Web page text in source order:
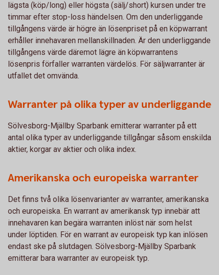
lägsta (köp/long) eller högsta (sälj/short) kursen under tre
timmar efter stop-loss händelsen. Om den underliggande
tillgångens värde är högre än lösenpriset på en köpwarrant
erhåller innehavaren mellanskillnaden. Är den underliggande
tillgångens värde däremot lägre än köpwarrantens
lösenpris förfaller warranten värdelös. För säljwarranter är
utfallet det omvända.
Warranter på olika typer av underliggande
Sölvesborg-Mjällby Sparbank emitterar warranter på ett
antal olika typer av underliggande tillgångar såsom enskilda
aktier, korgar av aktier och olika index.
Amerikanska och europeiska warranter
Det finns två olika lösenvarianter av warranter, amerikanska
och europeiska. En warrant av amerikansk typ innebär att
innehavaren kan begära warranten inlöst när som helst
under löptiden. För en warrant av europeisk typ kan inlösen
endast ske på slutdagen. Sölvesborg-Mjällby Sparbank
emitterar bara warranter av europeisk typ.